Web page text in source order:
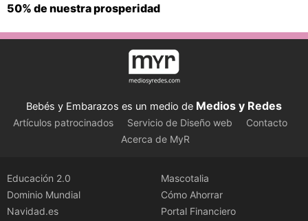
50% de nuestra prosperidad
Bebés y Embarazos es un medio de Medios y Redes
Artículos patrocinados Servicio de Diseño web
Contacto
Acerca de MyR
Educación 2.0
Dominio Mundial
Navidad.es
Mascotalia
Cómo Ahorrar
Portal Financiero